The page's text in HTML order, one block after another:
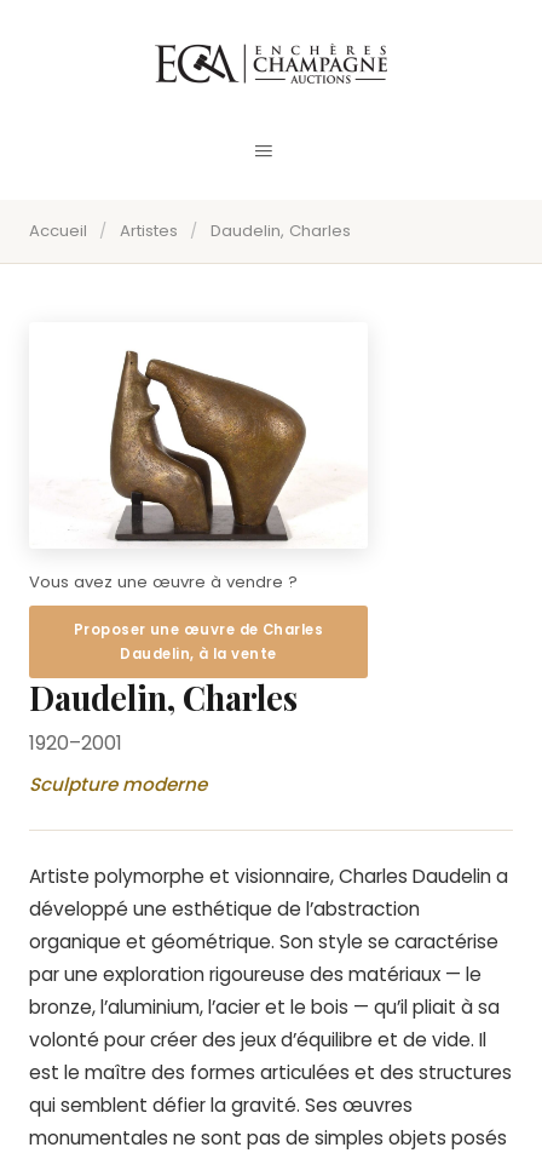
Accueil / Artistes / Daudelin, Charles
Vous avez une œuvre à vendre ?
Proposer une œuvre de Charles
Daudelin, à la vente
Daudelin, Charles
1920–2001
Sculpture moderne
Artiste polymorphe et visionnaire, Charles Daudelin a
développé une esthétique de l’abstraction
organique et géométrique. Son style se caractérise
par une exploration rigoureuse des matériaux — le
bronze, l’aluminium, l’acier et le bois — qu’il pliait à sa
volonté pour créer des jeux d’équilibre et de vide. Il
est le maître des formes articulées et des structures
qui semblent défier la gravité. Ses œuvres
monumentales ne sont pas de simples objets posés